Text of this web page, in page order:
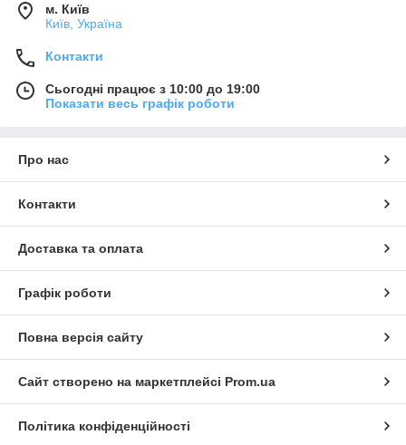
м. Київ
Київ, Україна
Контакти
Сьогодні працює з 10:00 до 19:00
Показати весь графік роботи
Про нас
Контакти
Доставка та оплата
Графік роботи
Повна версія сайту
Сайт створено на маркетплейсі Prom.ua
Політика конфіденційності